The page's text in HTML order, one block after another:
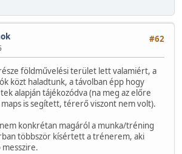
#62
földművelési terület lett valamiért, a
közt haladtunk, a távolban épp hogy
alapján tájékozódva (na meg az előre
is segített, térerő viszont nem volt).
konkrétan magáról a munka/tréning
többször kísértett a trénerem, aki